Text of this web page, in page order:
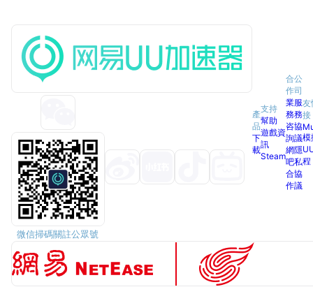
微信掃碼關註公眾號
產
品
下
載
支持
幫助
遊戲資
訊
Steam
合
作
業
務
咨
詢
網
吧
合
作
公
司
服
務
協
議
隱
私
協
議
友
接
模
程